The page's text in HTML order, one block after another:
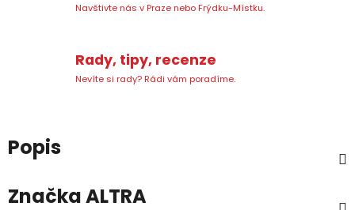
Navštivte nás v Praze nebo Frýdku-Místku.
Rady, tipy, recenze
Nevíte si rady? Rádi vám poradíme.
Popis
ZnačkaALTRA